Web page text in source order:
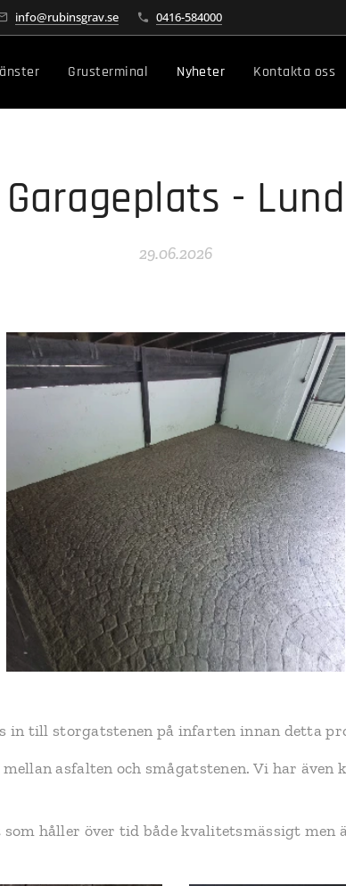
info@rubinsgrav.se 0416-584000
Grusterminal Nyheter Kontakta oss
Garageplats - Lund
29.06.2026
in till storgatstenen på infarten innan detta
asfalten och smågatstenen. Vi har även
håller över tid både kvalitetsmässigt men